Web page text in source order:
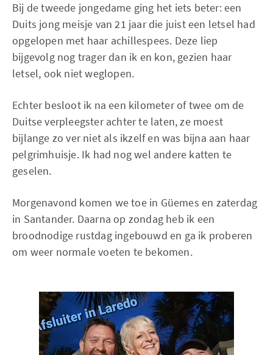
Bij de tweede jongedame ging het iets beter: een
Duits jong meisje van 21 jaar die juist een letsel had
opgelopen met haar achillespees. Deze liep
bijgevolg nog trager dan ik en kon, gezien haar
letsel, ook niet weglopen.
Echter besloot ik na een kilometer of twee om de
Duitse verpleegster achter te laten, ze moest
bijlange zo ver niet als ikzelf en was bijna aan haar
pelgrimhuisje. Ik had nog wel andere katten te
geselen.
Morgenavond komen we toe in Güemes en zaterdag
in Santander. Daarna op zondag heb ik een
broodnodige rustdag ingebouwd en ga ik proberen
om weer normale voeten te bekomen.